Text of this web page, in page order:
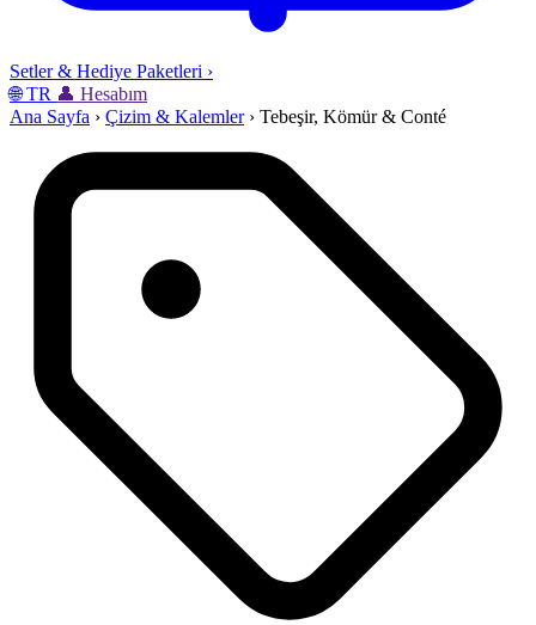
Setler & Hediye Paketleri ›
🌐 TR 👤 Hesabım
Ana Sayfa › Çizim & Kalemler › Tebeşir, Kömür & Conté